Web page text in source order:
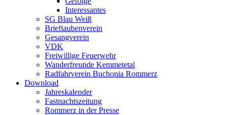
Interessantes
SG Blau Weiß
Brieftaubenverein
Gesangverein
VDK
Freiwillige Feuerwehr
Wanderfreunde Kemmetetal
Radfahrverein Buchonia Rommerz
Download
Jahreskalender
Fastnachtszeitung
Rommerz in der Presse